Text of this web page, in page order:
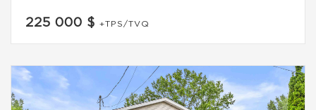
225 000 $ +TPS/TVQ